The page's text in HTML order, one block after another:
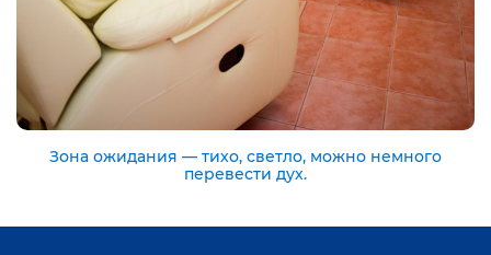
Зона ожидания — тихо, светло, можно немного
перевести дух.